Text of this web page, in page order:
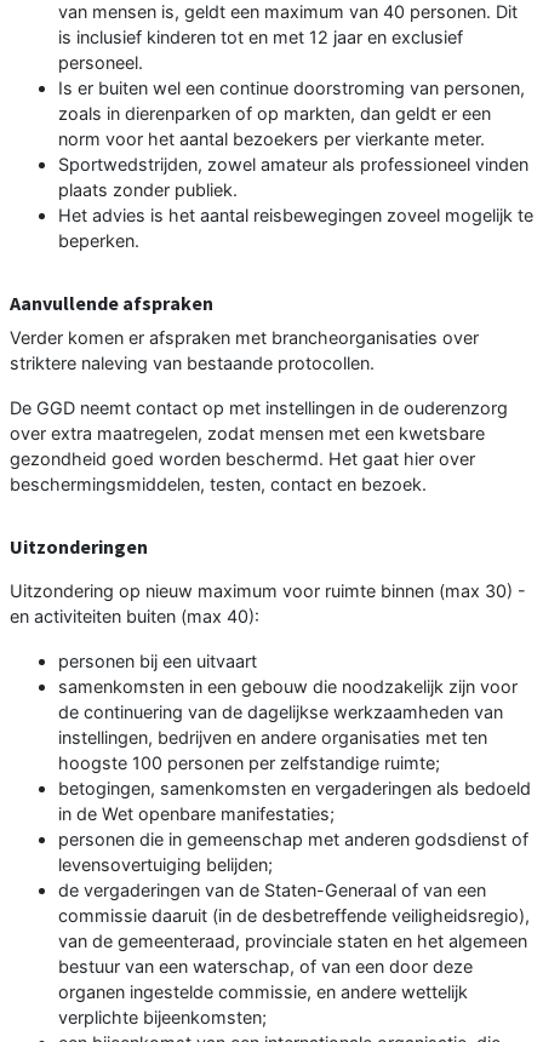
van mensen is, geldt een maximum van 40 personen. Dit
is inclusief kinderen tot en met 12 jaar en exclusief
personeel.
Is er buiten wel een continue doorstroming van personen,
zoals in dierenparken of op markten, dan geldt er een
norm voor het aantal bezoekers per vierkante meter.
Sportwedstrijden, zowel amateur als professioneel vinden
plaats zonder publiek.
Het advies is het aantal reisbewegingen zoveel mogelijk te
beperken.
Aanvullende afspraken
Verder komen er afspraken met brancheorganisaties over
striktere naleving van bestaande protocollen.
De GGD neemt contact op met instellingen in de ouderenzorg
over extra maatregelen, zodat mensen met een kwetsbare
gezondheid goed worden beschermd. Het gaat hier over
beschermingsmiddelen, testen, contact en bezoek.
Uitzonderingen
Uitzondering op nieuw maximum voor ruimte binnen (max 30) -
en activiteiten buiten (max 40):
personen bij een uitvaart
samenkomsten in een gebouw die noodzakelijk zijn voor
de continuering van de dagelijkse werkzaamheden van
instellingen, bedrijven en andere organisaties met ten
hoogste 100 personen per zelfstandige ruimte;
betogingen, samenkomsten en vergaderingen als bedoeld
in de Wet openbare manifestaties;
personen die in gemeenschap met anderen godsdienst of
levensovertuiging belijden;
de vergaderingen van de Staten-Generaal of van een
commissie daaruit (in de desbetreffende veiligheidsregio),
van de gemeenteraad, provinciale staten en het algemeen
bestuur van een waterschap, of van een door deze
organen ingestelde commissie, en andere wettelijk
verplichte bijeenkomsten;